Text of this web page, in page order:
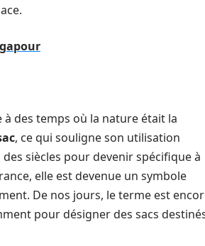
des temps où la nature était la
, ce qui souligne son utilisation
siècles pour devenir spécifique à
elle est devenue un symbole
De nos jours, le terme est
pour désigner des sacs